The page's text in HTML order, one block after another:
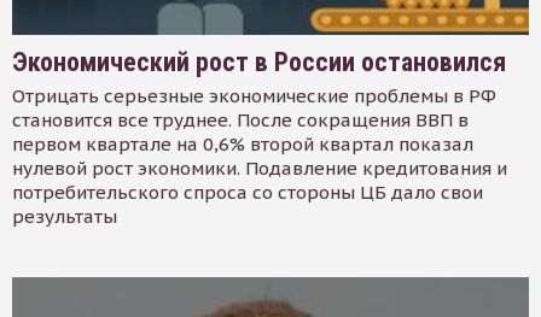
Экономический рост в России остановился
Отрицать серьезные экономические проблемы в РФ
становится все труднее. После сокращения ВВП в
первом квартале на 0,6% второй квартал показал
нулевой рост экономики. Подавление кредитования и
потребительского спроса со стороны ЦБ дало свои
результаты